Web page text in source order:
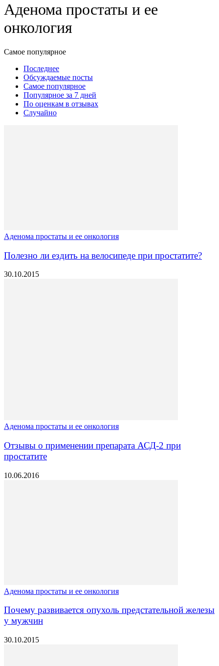
Аденома простаты и ее
онкология
Самое популярное
Последнее
Обсуждаемые посты
Самое популярное
Популярное за 7 дней
По оценкам в отзывах
Случайно
Аденома простаты и ее онкология
Полезно ли ездить на велосипеде при простатите?
30.10.2015
Аденома простаты и ее онкология
Отзывы о применении препарата АСД-2 при
простатите
10.06.2016
Аденома простаты и ее онкология
Почему развивается опухоль предстательной железы
у мужчин
30.10.2015